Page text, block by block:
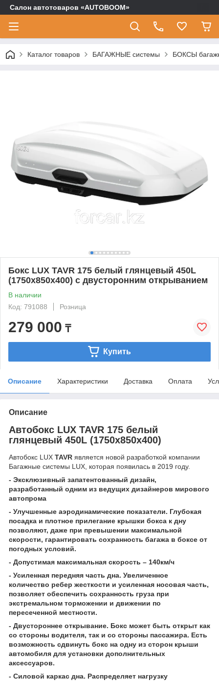
Салон автотоваров «AUTOBOOM»
Каталог товаров БАГАЖНЫЕ системы БОКСЫ
Бокс LUX TAVR 175 белый глянцевый 450L
(1750х850х400) с двусторонним открыванием
В наличии
Код: 791088
Розница
279 000 ₸
Купить
Описание Характеристики Доставка Оплата
Описание
Автобокс LUX TAVR 175 белый
глянцевый 450L (1750х850х400)
Автобокс LUX TAVR является новой разработкой компании
Багажные системы LUX, которая появилась в 2019 году.
- Эксклюзивный запатентованный дизайн,
разработанный одним из ведущих дизайнеров мирового
автопрома
- Улучшенные аэродинамические показатели. Глубокая
посадка и плотное прилегание крышки бокса к дну
позволяют, даже при превышении максимальной
скорости, гарантировать сохранность багажа в боксе от
погодных условий.​​​​​​
- Допустимая максимальная скорость – 140км/ч
- Усиленная передняя часть дна. Увеличенное
количество ребер жесткости и усиленная носовая часть,
позволяет обеспечить сохранность груза при
экстремальном торможении и движении по
пересеченной местности.
- Двустороннее открывание. Бокс может быть открыт как
со стороны водителя, так и со стороны пассажира. Есть
возможность сдвинуть бокс на одну из сторон крыши
автомобиля для установки дополнительных
аксессуаров.
- Силовой каркас дна. Распределяет нагрузку